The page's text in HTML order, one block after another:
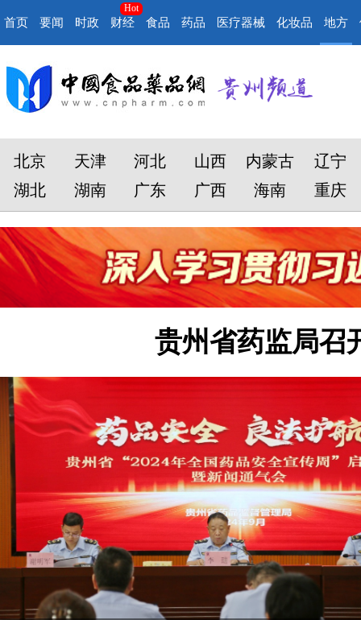
首页 要闻 时政 财经
Hot
食品 药品 医疗器械 化妆品 地方
北京 天津 河北 山西 内蒙古
辽宁
湖北
湖南 广东 广西 海南 重庆
贵州省药监局召